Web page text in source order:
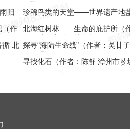
阳
（作
循 北
二班）
珍稀鸟类的天堂——世界遗产地
什邡市城南学校四（5）班）
北海红树林——生命的庇护所（
市西城区宣武师范学校附属第一
探寻“海陆生命线”（作者：吴廿
（2）班）
寻找化石（作者：陈舒 漳州市芗